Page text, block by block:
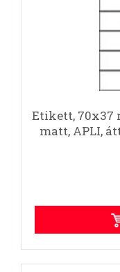
Etikett, 70x37
matt, APLI,